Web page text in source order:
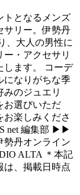
トとなるメンズ
サリー。伊勢丹
、大人の男性に
ー・アクセサリ
します。 コーデ
になりがちな季
のジュエリ
お選びいただ
お楽しみくださ
net 編集部 ▶▶
勢丹オンライン
ALTA ＊本記
は、掲載日時点